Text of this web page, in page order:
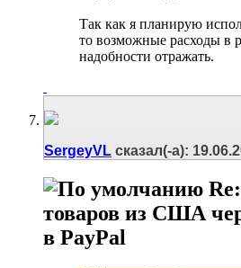
Так как я планирую
то возможные расходы в
надобности отражать.
SergeyVL сказал(-а):
товаров из США
в PayPal